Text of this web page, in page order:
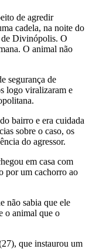
de agredir
cadela, na noite do
de Divinópolis. O
O animal não
segurança de
logo viralizaram e
bairro e era cuidada
sobre o caso, os
do agressor.
em casa com
por um cachorro ao
não sabia que ele
o animal que o
que instaurou um